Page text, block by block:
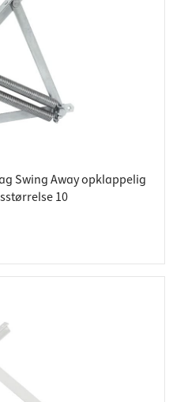
Swing Away opklappelig
10